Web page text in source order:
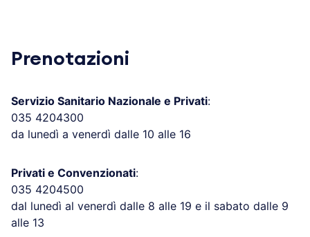
Prenotazioni
Servizio Sanitario Nazionale e Privati:
035 4204300
da lunedì a venerdì dalle 10 alle 16
Privati e Convenzionati:
035 4204500
dal lunedì al venerdì dalle 8 alle 19 e il sabato dalle 9
alle 13